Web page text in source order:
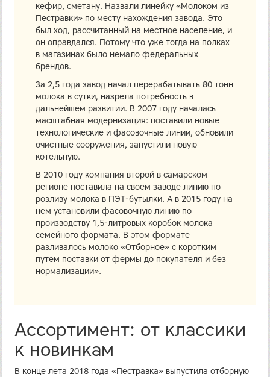
кефир, сметану. Назвали линейку «Молоком из
Пестравки» по месту нахождения завода. Это
был ход, рассчитанный на местное население, и
он оправдался. Потому что уже тогда на полках
в магазинах было немало федеральных
брендов.
За 2,5 года завод начал перерабатывать 80 тонн
молока в сутки, назрела потребность в
дальнейшем развитии. В 2007 году началась
масштабная модернизация: поставили новые
технологические и фасовочные линии, обновили
очистные сооружения, запустили новую
котельную.
В 2010 году компания второй в самарском
регионе поставила на своем заводе линию по
розливу молока в ПЭТ-бутылки. А в 2015 году на
нем установили фасовочную линию по
производству 1,5-литровых коробок молока
семейного формата. В этом формате
разливалось молоко «Отборное» с коротким
путем поставки от фермы до покупателя и без
нормализации».
Ассортимент: от классики
к новинкам
В конце лета 2018 года «Пестравка» выпустила отборную